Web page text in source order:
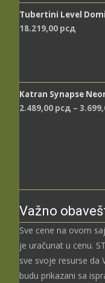
Tubertini Level
18.219,00 рсд
Katran Synapse
2.489,00 рсд –
Važno
Sve cene na ovom
je uračunat u cenu.
sve svoje resurse da
budu prikazani sa